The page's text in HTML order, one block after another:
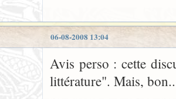
06-08-2008 13:04
Avis perso : cette
littérature". Mais,